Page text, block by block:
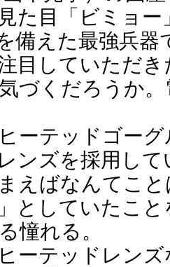
た目「ビミョ
備えた最強兵器
目していただ
づくだろうか
ーテッドゴー
ンズを採用し
えばなんてこ
としていたこ
憧れる。
ーテッドレン